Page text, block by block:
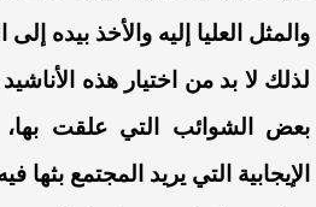
والمثل العليا إليه والأخذ بيده
لذلك لا بد من اختيار هذه الأناشيد
بعض الشوائب التي علقت
الإيجابية التي يريد المجتمع